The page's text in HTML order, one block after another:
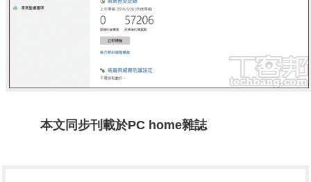
本文同步刊載於PC home雜誌